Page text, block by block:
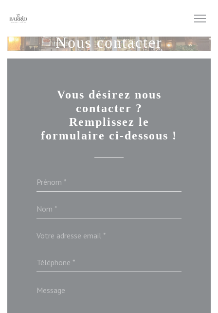
Nous contacter
Vous désirez nous
contacter ?
Remplissez le
formulaire ci-dessous !